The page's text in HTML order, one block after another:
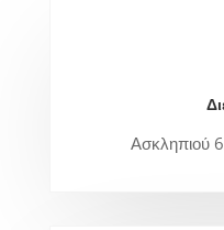
Ασκληπιού